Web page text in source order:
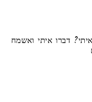
דברו איתי ואשמח